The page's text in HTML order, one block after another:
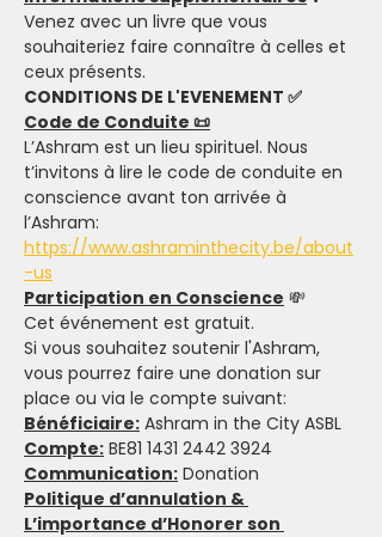
Venez avec un livre que vous
souhaiteriez faire connaître à celles et
ceux présents.
CONDITIONS DE L'EVENEMENT ✅
Code de Conduite 📜
L’Ashram est un lieu spirituel. Nous
t’invitons à lire le code de conduite en
conscience avant ton arrivée à
l’Ashram:
https://www.ashraminthecity.be/about
-us
Participation en Conscience 💸
Cet événement est gratuit.
Si vous souhaitez soutenir l'Ashram,
vous pourrez faire une donation sur
place ou via le compte suivant:
Bénéficiaire: Ashram in the City ASBL
Compte: BE81 1431 2442 3924
Communication: Donation
Politique d’annulation &
L’importance d’Honorer son